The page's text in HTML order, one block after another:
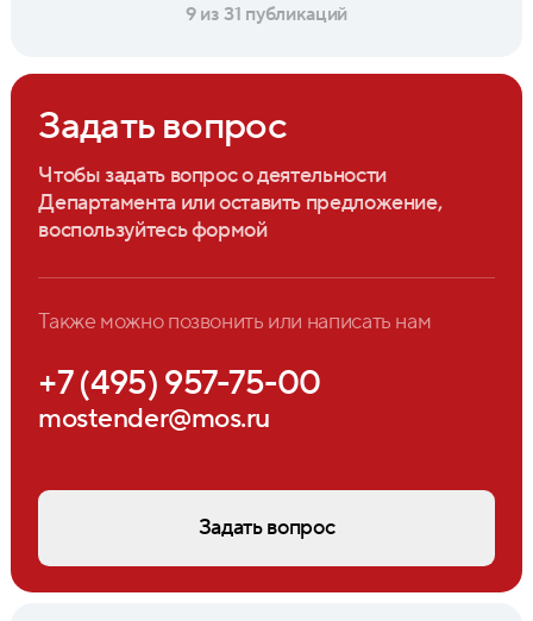
9 из 31 публикаций
Задать вопрос
Чтобы задать вопрос о деятельности
Департамента или оставить предложение,
воспользуйтесь формой
Также можно позвонить или написать нам
+7 (495) 957-75-00
mostender@mos.ru
Задать вопрос